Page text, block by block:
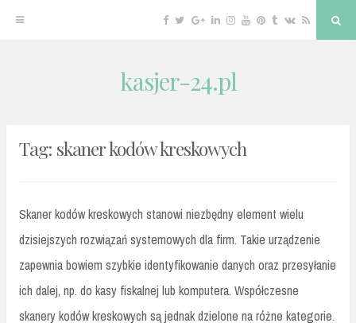
Facebook
TwitterGoogleLinkedin
Instagram
YouTube
Pinterest
Tumblr
VKRSS
kasjer-24.pl
Tag: skaner kodów kreskowych
Skaner kodów kreskowych stanowi niezbędny element wielu
dzisiejszych rozwiązań systemowych dla firm. Takie urządzenie
zapewnia bowiem szybkie identyfikowanie danych oraz przesyłanie
ich dalej, np. do kasy fiskalnej lub komputera. Współczesne
skanery kodów kreskowych są jednak dzielone na różne kategorie.